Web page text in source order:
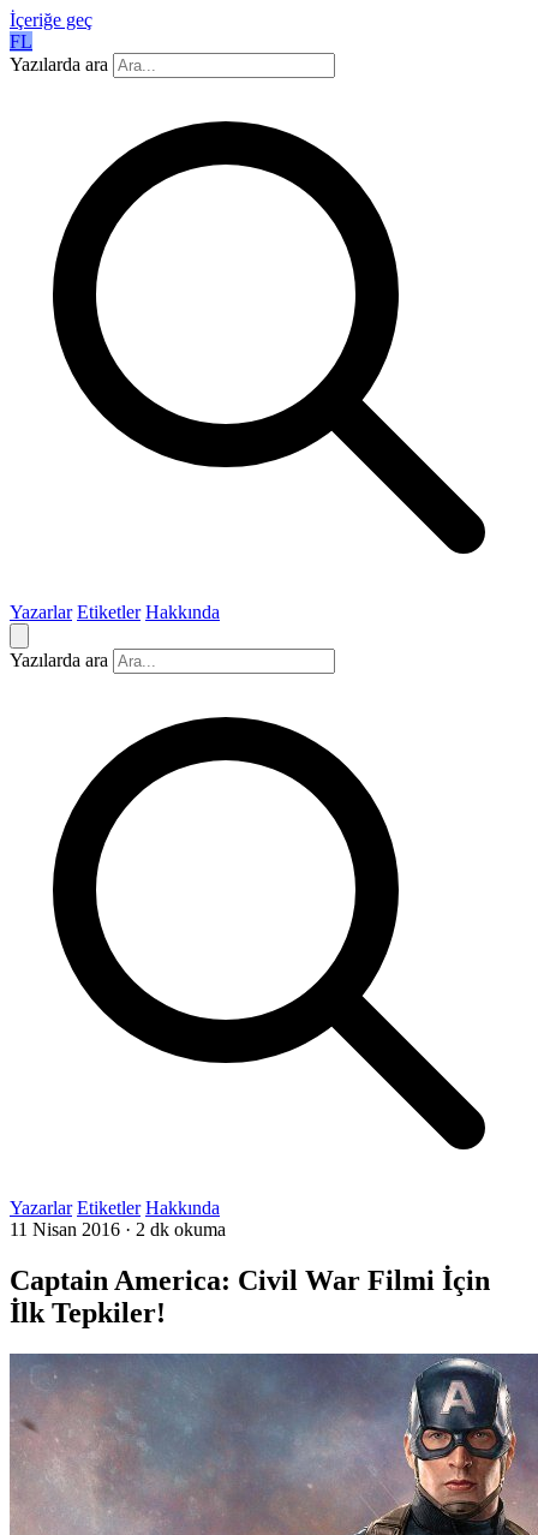
İçeriğe geç
FL
Yazılarda ara
Yazarlar Etiketler Hakkında
Yazılarda ara
Yazarlar Etiketler Hakkında
11 Nisan 2016 · 2 dk okuma
Captain America: Civil War Filmi İçin
İlk Tepkiler!